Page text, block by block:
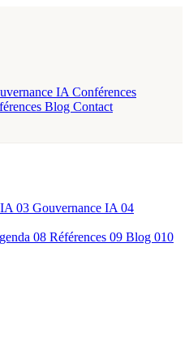
IA Conférences
Blog Contact
03 Gouvernance IA 04
08 Références 09 Blog 010